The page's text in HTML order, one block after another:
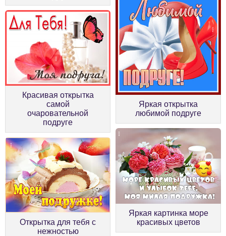
Красивая открытка
самой
очаровательной
подруге
Яркая открытка
любимой подруге
Открытка для тебя с
нежностью
Яркая картинка море
красивых цветов